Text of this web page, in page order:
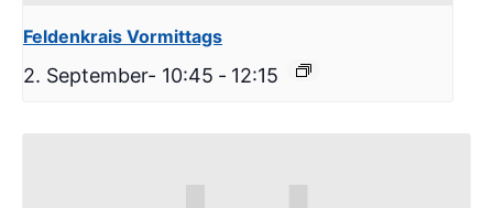
Feldenkrais Vormittags
2. September- 10:45 - 12:15